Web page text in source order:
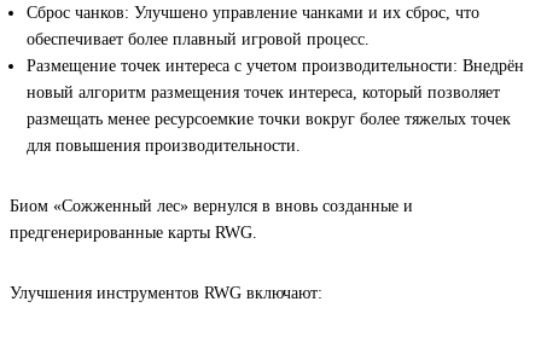
Сброс чанков: Улучшено управление чанками и их сброс, что
обеспечивает более плавный игровой процесс.
Размещение точек интереса с учетом производительности: Внедрён
новый алгоритм размещения точек интереса, который позволяет
размещать менее ресурсоемкие точки вокруг более тяжелых точек
для повышения производительности.
Биом «Сожженный лес» вернулся в вновь созданные и
предгенерированные карты RWG.
Улучшения инструментов RWG включают: